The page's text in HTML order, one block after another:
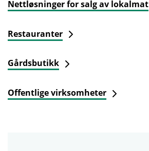
Nettløsninger for salg av lokalmat
Restauranter
Gårdsbutikk
Offentlige virksomheter